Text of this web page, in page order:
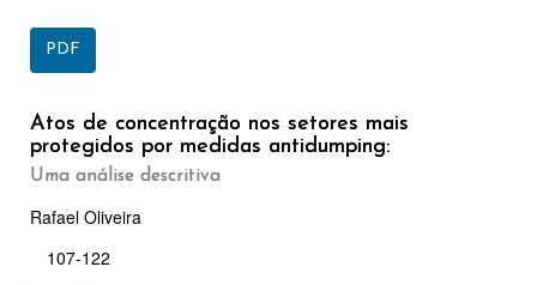
PDF
Atos de concentração nos setores mais
protegidos por medidas antidumping:
Uma análise descritiva
Rafael Oliveira
107-122